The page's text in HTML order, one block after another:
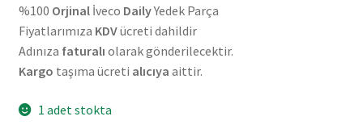
%100 Orjinalİveco DailyYedek Parça
Fiyatlarımıza KDVücreti dahildir
Adınıza faturalı olarak gönderilecektir.
Kargo taşıma ücreti alıcıya aittir.
1 adet stokta